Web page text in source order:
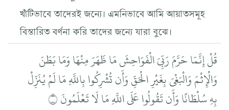
খাঁটিভাবে তাদেরই জন্যে। এমনিভাবে আমি আয়াতসমূহ
বিস্তারিত বর্ণনা করি তাদের জন্যে যারা বুঝে।
قُلْ إِنَّمَا حَرَّمَ رَبِّيَ الْفَوَاحِشَ مَا ظَهَرَ مِنْهَا وَمَا بَطَنَ
وَالْإِثْمَ وَالْبَغْيَ بِغَيْرِ الْحَقِّ وَأَن تُشْرِكُوا بِاللَّهِ مَا لَمْ يُنَزِّلْ
بِهِ سُلْطَانًا وَأَن تَقُولُوا عَلَى اللَّهِ مَا لَا تَعْلَمُونَ ۝